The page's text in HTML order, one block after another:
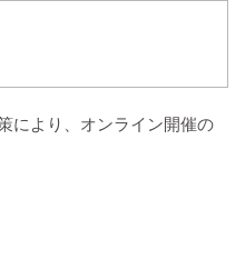
により、オンライン開催の